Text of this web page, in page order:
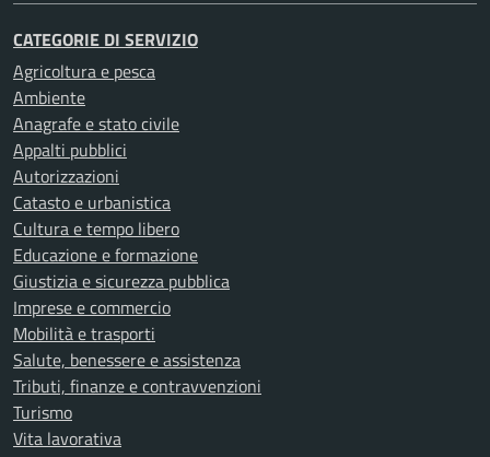
CATEGORIE DI SERVIZIO
Agricoltura e pesca
Ambiente
Anagrafe e stato civile
Appalti pubblici
Autorizzazioni
Catasto e urbanistica
Cultura e tempo libero
Educazione e formazione
Giustizia e sicurezza pubblica
Imprese e commercio
Mobilità e trasporti
Salute, benessere e assistenza
Tributi, finanze e contravvenzioni
Turismo
Vita lavorativa